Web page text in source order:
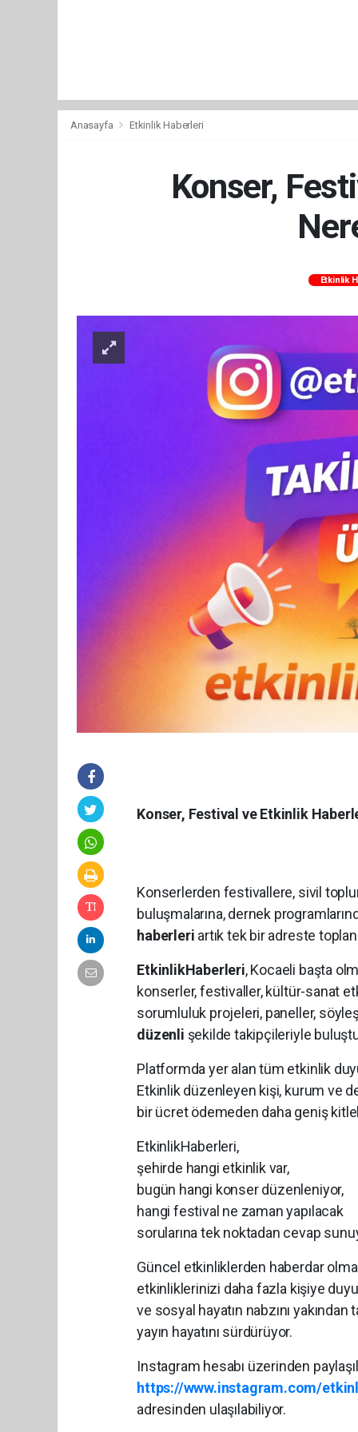
Anasayfa Etkinlik Haberleri
Konser,
Etkinlik
Konser, Festival ve Etkinlik
Konserlerden festivallere, sivil
buluşmalarına, dernek
haberleri artık tek bir adreste
EtkinlikHaberleri, Kocaeli başta
konserler, festivaller, kültür-sanat
sorumluluk projeleri, paneller,
düzenli şekilde takipçileriyle
Platformda yer alan tüm etkinlik
Etkinlik düzenleyen kişi, kurum ve
bir ücret ödemeden daha geniş
EtkinlikHaberleri,
şehirde hangi etkinlik var,
bugün hangi konser düzenleniyor,
hangi festival ne zaman yapılacak
sorularına tek noktadan cevap
Güncel etkinliklerden haberdar
etkinliklerinizi daha fazla kişiye
ve sosyal hayatın nabzını
yayın hayatını sürdürüyor.
Instagram hesabı üzerinden
https://www.instagram.com/
adresinden ulaşılabiliyor.